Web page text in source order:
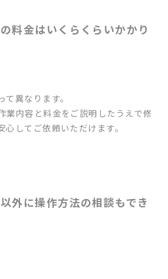
料金はいくらくらいかかり
異なります。
業内容と料金をご説明したうえで修
してご依頼いただけます。
外に操作方法の相談もでき